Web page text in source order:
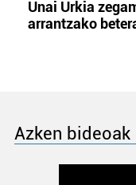
Unai Urkia
arrantzako
Azken bideoak